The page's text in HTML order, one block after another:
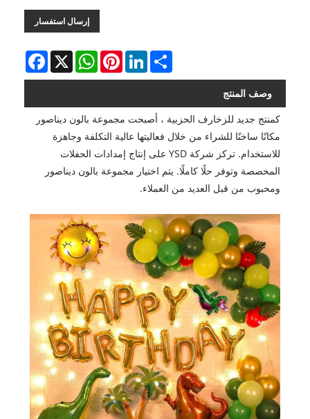
إرسال استفسار
Facebook X
WhatsAppPinterestLinkedInShare
وصف المنتج
كمنتج جديد للزخارف الحزبية ، أصبحت مجموعة بالون ديناصور
مكانًا ساخنًا للشراء من خلال فعاليتها عالية التكلفة وجاهزة
للاستخدام. تركز شركة YSD على إنتاج إمدادات الحفلات
المخصصة وتوفر حلًا كاملًا. يتم اختيار مجموعة بالون ديناصور
ومحبوب من قبل العديد من العملاء.